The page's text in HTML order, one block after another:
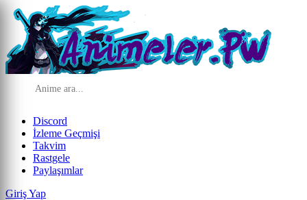
Discord
İzleme Geçmişi
Takvim
Rastgele
Paylaşımlar
Giriş Yap